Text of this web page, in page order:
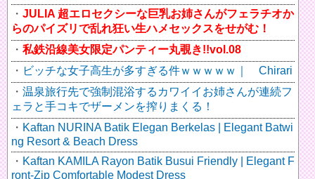
JULIA 超エロセクシーな巨乳お姉さんがフェラチオか
らのパイズリで乱れ狂い生ハメセックスをせがむ！
私鉄沿線美女限定パンティー丸覗き!!vol.08
ビッチな女子高生が多すぎる件ｗｗｗｗｗ｜ Chirari
温泉旅行先で強制混浴するカワイイお姉さんが連続フ
ェラと手コキでザーメンを搾りまくる！
Kaftan NURINA Batik Elegan Berkelas | Elegant Batwi
ng Resort & Beach Dress
Kaftan KAMILA Rayon Batik Busui Friendly | Elegant F
ront-Zip Comfortable Modest Dress